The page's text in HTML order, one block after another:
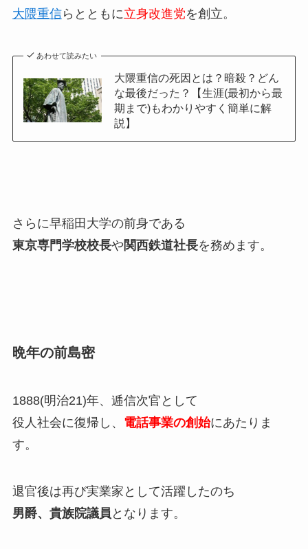
大隈重信らとともに立身改進党を創立。
あわせて読みたい
大隈重信の死因とは？暗殺？どん
な最後だった？【生涯(最初から最
期まで)もわかりやすく簡単に解
説】
さらに早稲田大学の前身である
東京専門学校校長や関西鉄道社長を務めます。
晩年の前島密
1888(明治21)年、逓信次官として
役人社会に復帰し、 電話事業の創始にあたりま
す。
退官後は再び実業家として活躍したのち
男爵、貴族院議員 となります。